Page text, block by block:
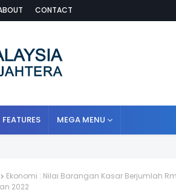
CONTACT
FEATURES MEGA MENU
Ekonomi : Nilai Barangan Kasar Berjumlah
2022